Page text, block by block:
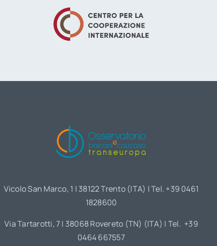
Vicolo San Marco, 1 | 38122 Trento (ITA) | Tel. +39 0461
1828600
Via Tartarotti, 7 | 38068 Rovereto (TN) (ITA) | Tel. +39
0464 667557